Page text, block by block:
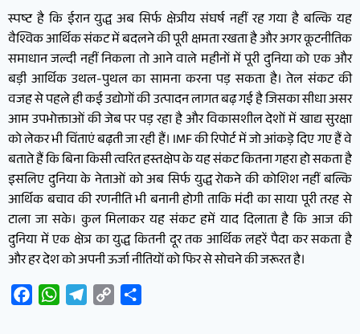
स्पष्ट है कि ईरान युद्ध अब सिर्फ क्षेत्रीय संघर्ष नहीं रह गया है बल्कि यह
वैश्विक आर्थिक संकट में बदलने की पूरी क्षमता रखता है और अगर कूटनीतिक
समाधान जल्दी नहीं निकला तो आने वाले महीनों में पूरी दुनिया को एक और
बड़ी आर्थिक उथल-पुथल का सामना करना पड़ सकता है। तेल संकट की
वजह से पहले ही कई उद्योगों की उत्पादन लागत बढ़ गई है जिसका सीधा असर
आम उपभोक्ताओं की जेब पर पड़ रहा है और विकासशील देशों में खाद्य सुरक्षा
को लेकर भी चिंताएं बढ़ती जा रही हैं। IMF की रिपोर्ट में जो आंकड़े दिए गए हैं वे
बताते हैं कि बिना किसी त्वरित हस्तक्षेप के यह संकट कितना गहरा हो सकता है
इसलिए दुनिया के नेताओं को अब सिर्फ युद्ध रोकने की कोशिश नहीं बल्कि
आर्थिक बचाव की रणनीति भी बनानी होगी ताकि मंदी का साया पूरी तरह से
टाला जा सके। कुल मिलाकर यह संकट हमें याद दिलाता है कि आज की
दुनिया में एक क्षेत्र का युद्ध कितनी दूर तक आर्थिक लहरें पैदा कर सकता है
और हर देश को अपनी ऊर्जा नीतियों को फिर से सोचने की जरूरत है।
FacebookWhatsAppTelegram
Copy